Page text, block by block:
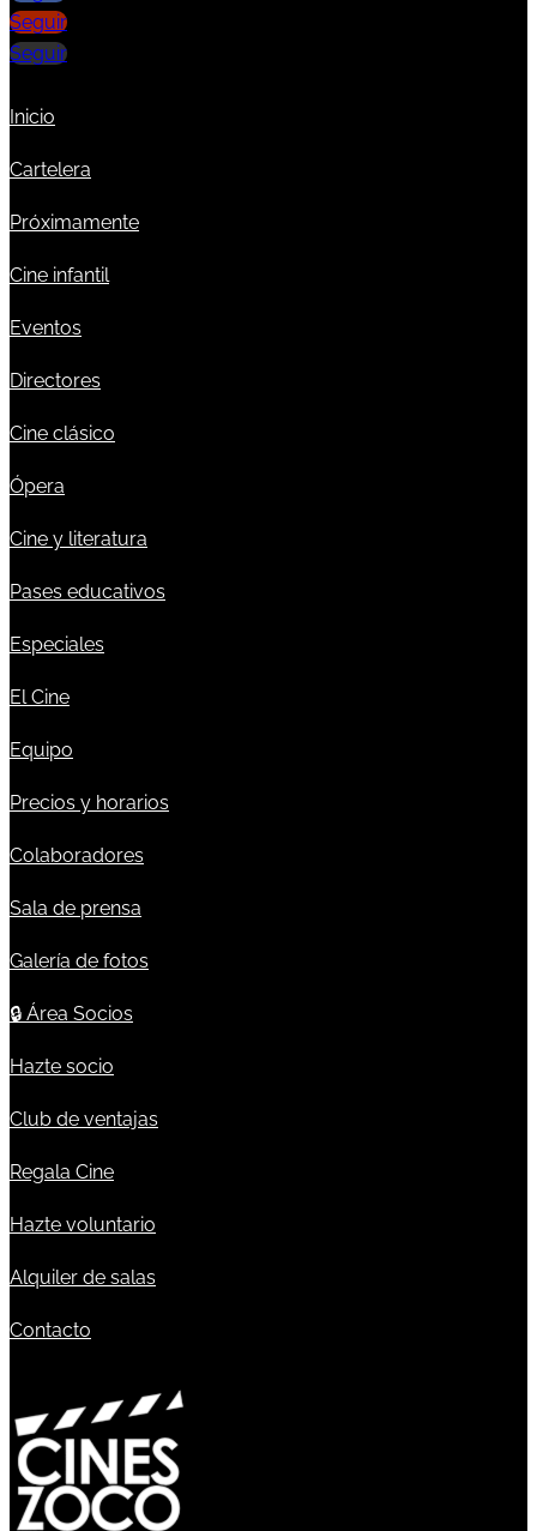
Seguir
Seguir
Inicio
Cartelera
Próximamente
Cine infantil
Eventos
Directores
Cine clásico
Ópera
Cine y literatura
Pases educativos
Especiales
El Cine
Equipo
Precios y horarios
Colaboradores
Sala de prensa
Galería de fotos
🔒 Área Socios
Hazte socio
Club de ventajas
Regala Cine
Hazte voluntario
Alquiler de salas
Contacto